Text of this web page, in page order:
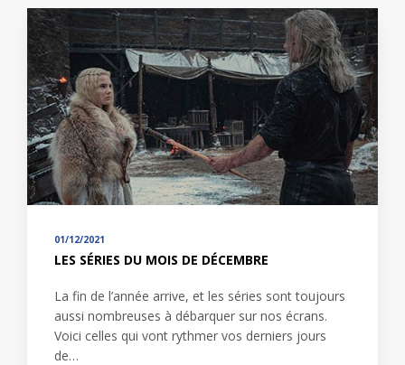
01/12/2021
LES SÉRIES DU MOIS DE DÉCEMBRE
La fin de l’année arrive, et les séries sont toujours
aussi nombreuses à débarquer sur nos écrans.
Voici celles qui vont rythmer vos derniers jours
de…